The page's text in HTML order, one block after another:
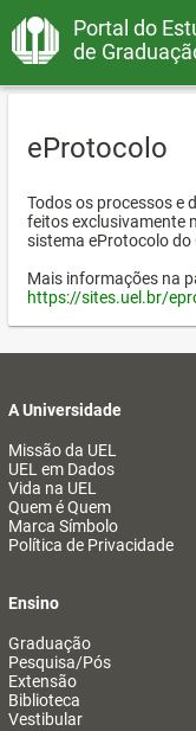
Portal do
de
eProtocolo
Todos os processos e
feitos exclusivamente
sistema eProtocolo do
Mais informações na
https://sites.uel.br/
A Universidade
Missão da UEL
UEL em Dados
Vida na UEL
Quem é Quem
Marca Símbolo
Política de Privacidade
Ensino
Graduação
Pesquisa/Pós
Extensão
Biblioteca
Vestibular